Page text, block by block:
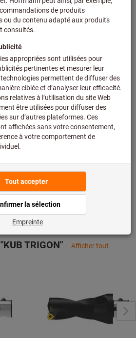
: 2 à 3 semaines
le délai de livraison et les conseils
cet article pour vous directement
car il ne fait pas partie de notre
et n’est donc pas en stock chez
Partager l’article
TRIGON" Afficher tout